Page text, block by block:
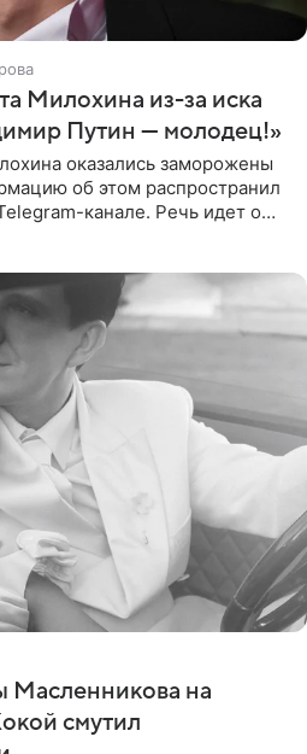
Милохина из-за иска
Путин — молодец!»
оказались заморожены
об этом распространил
канале. Речь идет о
на
смутил